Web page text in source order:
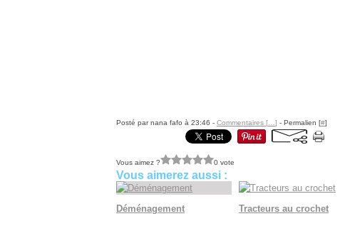
Posté par nana fafo à 23:46 - Commentaires [ ] - Permalien [#]
Vous aimez ? 0 vote
Vous aimerez aussi :
Déménagement
Tracteurs au crochet